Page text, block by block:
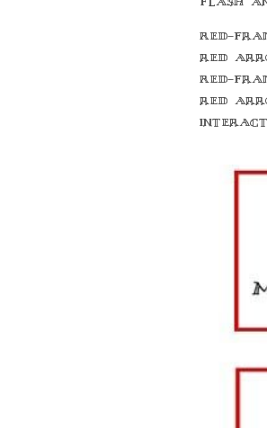
Red-
red
Red-
red